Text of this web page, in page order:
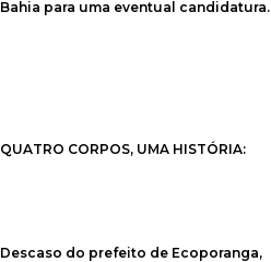
Bahia para uma eventual candidatura.
QUATRO CORPOS, UMA HISTÓRIA:
Descaso do prefeito de Ecoporanga,